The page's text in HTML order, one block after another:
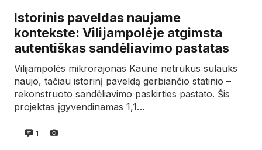
Istorinis paveldas naujame
kontekste: Vilijampolėje atgimsta
autentiškas sandėliavimo pastatas
Vilijampolės mikrorajonas Kaune netrukus sulauks
naujo, tačiau istorinį paveldą gerbiančio statinio –
rekonstruoto sandėliavimo paskirties pastato. Šis
projektas įgyvendinamas 1,1…
1